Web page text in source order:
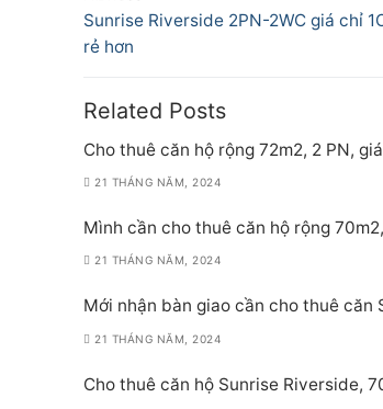
hướng
bài
viết
Previous
post:
Sunrise Riverside 2PN-2WC giá chỉ
rẻ hơn
Related Posts
Cho thuê căn hộ rộng 72m2, 2 PN,
21 THÁNG NĂM, 2024
Mình cần cho thuê căn hộ rộng
21 THÁNG NĂM, 2024
Mới nhận bàn giao cần cho thuê căn
21 THÁNG NĂM, 2024
Cho thuê căn hộ Sunrise Riverside,